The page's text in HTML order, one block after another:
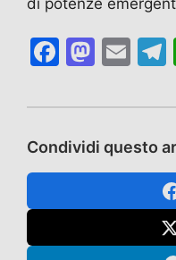
F
c
e
b
k
M
st
o
d
E
ai
l
Condividi questo